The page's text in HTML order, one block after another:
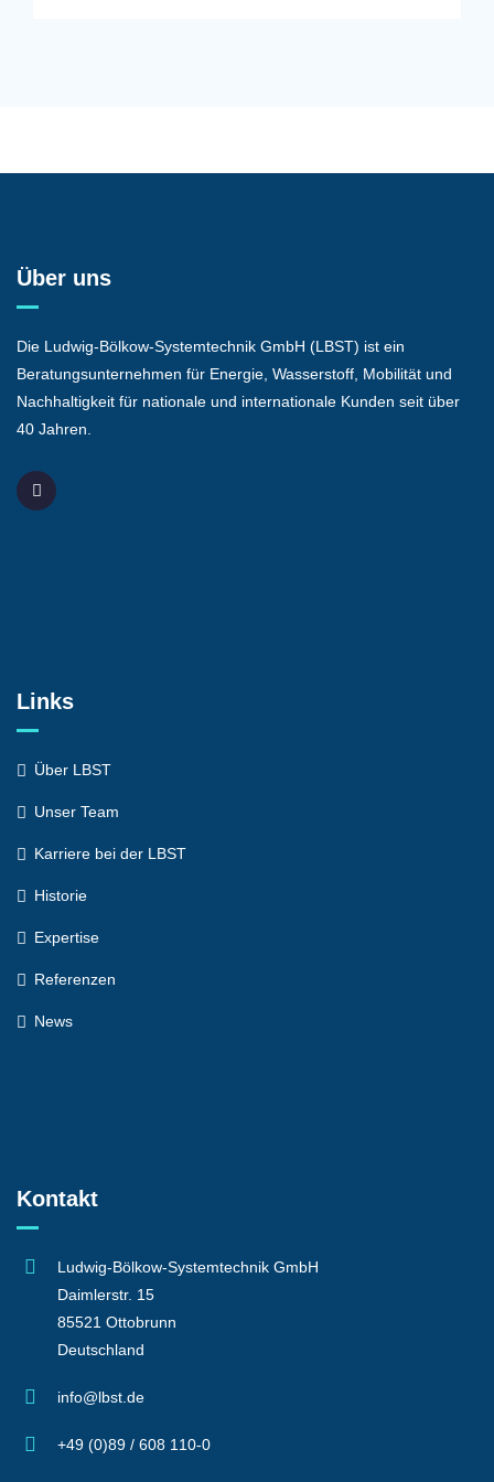
Über uns
Die Ludwig-Bölkow-Systemtechnik GmbH (LBST) ist ein
Beratungsunternehmen für Energie, Wasserstoff, Mobilität und
Nachhaltigkeit für nationale und internationale Kunden seit über
40 Jahren.
Links
Über LBST
Unser Team
Karriere bei der LBST
Historie
Expertise
Referenzen
News
Kontakt
Ludwig-Bölkow-Systemtechnik GmbH
Daimlerstr. 15
85521 Ottobrunn
Deutschland
info@lbst.de
+49 (0)89 / 608 110-0